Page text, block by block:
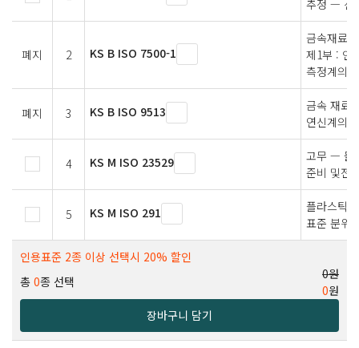
추정 — 신
폐지 2 KS B ISO 7500-1
금속재료
제1부 : 인
측정계의
폐지 3 KS B ISO 9513
금속 재료-
연신계의
4 KS M ISO 23529
고무 — 물
준비 및전
5 KS M ISO 291
플라스틱
표준 분위
인용표준 2종 이상 선택시 20% 할인
총 0종 선택
0원
0원
장바구니 담기